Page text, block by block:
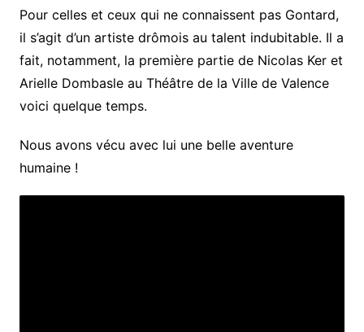
Pour celles et ceux qui ne connaissent pas Gontard,
il s’agit d’un artiste drômois au talent indubitable. Il a
fait, notamment, la première partie de Nicolas Ker et
Arielle Dombasle au Théâtre de la Ville de Valence
voici quelque temps.
Nous avons vécu avec lui une belle aventure
humaine !